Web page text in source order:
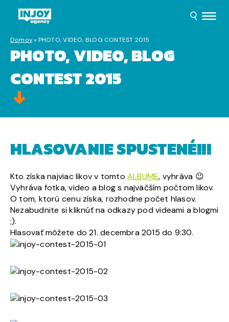
Domov» PHOTO, VIDEO, BLOG CONTEST 2015
PHOTO, VIDEO, BLOG
CONTEST 2015
HLASOVANIE SPUSTENÉ!!!
Kto získa najviac likov v tomtoALBUME, vyhráva 😉
Vyhráva fotka, video a blog s najväčším počtom likov.
O tom, ktorú cenu získa, rozhodne počet hlasov.
Nezabudnite si kliknúť na odkazy pod videami a blogmi
;).
Hlasovať môžete do 21. decembra 2015 do 9:30.